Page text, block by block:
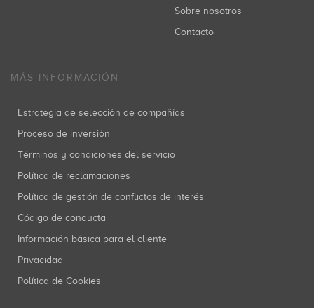
Sobre nosotros
Contacto
MÁS INFORMACIÓN
Estrategia de selección de compañías
Proceso de inversión
Términos y condiciones del servicio
Política de reclamaciones
Política de gestión de conflictos de interés
Código de conducta
Información básica para el cliente
Privacidad
Política de Cookies